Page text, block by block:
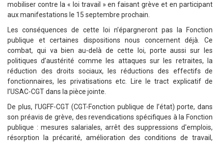
mobiliser contre la « loi travail » en faisant grève et en participant
aux manifestations le 15 septembre prochain.
Les conséquences de cette loi n’épargneront pas la Fonction
publique et certaines dispositions nous concernent déjà. Ce
combat, qui va bien au-delà de cette loi, porte aussi sur les
politiques d’austérité comme les attaques sur les retraites, la
réduction des droits sociaux, les réductions des effectifs de
fonctionnaires, les privatisations etc. Lire le tract explicatif de
l’USAC-CGT dans la pièce jointe.
De plus, l’UGFF-CGT (CGT-Fonction publique de l’état) porte, dans
son préavis de grève, des revendications spécifiques à la Fonction
publique : mesures salariales, arrêt des suppressions d'emplois,
résorption la précarité, amélioration des conditions de travail,